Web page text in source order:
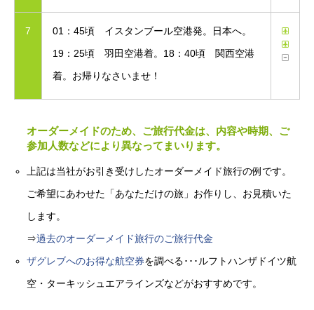
7
01：45頃 イスタンブール空港発。日本へ。
19：25頃 羽田空港着。18：40頃 関西空港
着。お帰りなさいませ！
オーダーメイドのため、ご旅行代金は、内容や時期、ご
参加人数などにより異なってまいります。
上記は当社がお引き受けしたオーダーメイド旅行の例です。
ご希望にあわせた「あなただけの旅」お作りし、お見積いた
します。
⇒過去のオーダーメイド旅行のご旅行代金
ザグレブへのお得な航空券を調べる･･･ルフトハンザドイツ航
空・ターキッシュエアラインズなどがおすすめです。